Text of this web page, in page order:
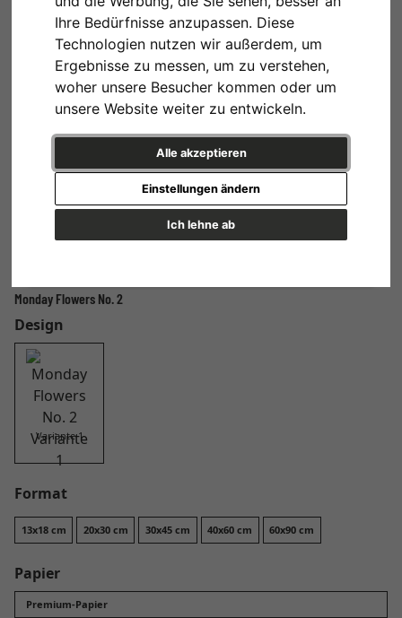
Ihre Bedürfnisse anzupassen. Diese
Technologien nutzen wir außerdem, um
Ergebnisse zu messen, um zu verstehen,
woher unsere Besucher kommen oder um
unsere Website weiter zu entwickeln.
Alle akzeptieren
Ich lehne ab
Einstellungen ändern
Monday Flowers No. 2
Design
Variante 1
Format
13x18 cm 20x30 cm 30x45 cm 40x60 cm 60x90 cm
Papier
Premium-Papier